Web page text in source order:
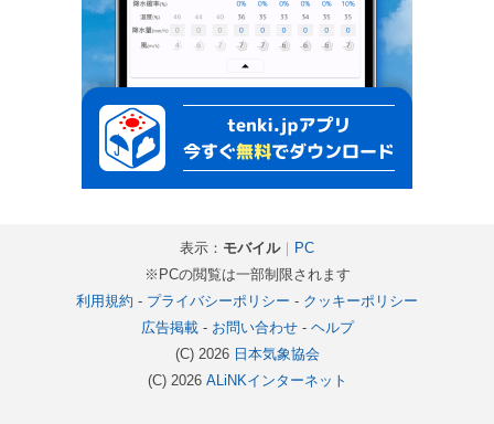
表示： モバイル｜ PC
※PCの閲覧は一部制限されます
利用規約 - プライバシーポリシー - クッキーポリシー
広告掲載- お問い合わせ- ヘルプ
(C) 2026 日本気象協会
(C) 2026 ALiNKインターネット